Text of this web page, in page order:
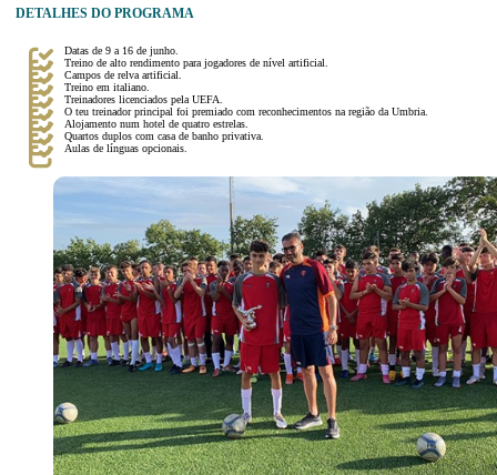
DETALHES DO PROGRAMA
Datas de 9 a 16 de junho.
Treino de alto rendimento para jogadores de nível artificial.
Campos de relva artificial.
Treino em italiano.
Treinadores licenciados pela UEFA.
O teu treinador principal foi premiado com reconhecimentos na região da Umbria.
Alojamento num hotel de quatro estrelas.
Quartos duplos com casa de banho privativa.
Aulas de línguas opcionais.